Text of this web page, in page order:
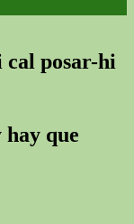
posar-hi
que